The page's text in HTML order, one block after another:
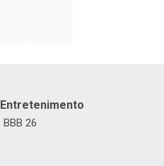
Entretenimento
BBB 26